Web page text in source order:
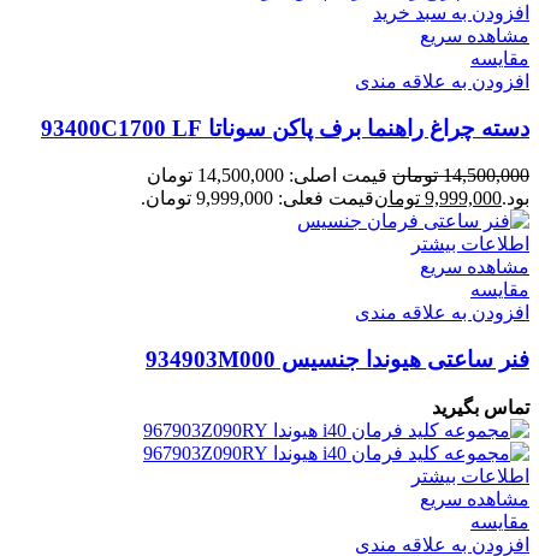
افزودن به سبد خرید
مشاهده سریع
مقایسه
افزودن به علاقه مندی
دسته چراغ راهنما برف پاکن سوناتا 93400C1700 LF
14,500,000 تومان
قیمت اصلی: 14,500,000 تومان
بود.9,999,000 تومانقیمت فعلی: 9,999,000 تومان.
اطلاعات بیشتر
مشاهده سریع
مقایسه
افزودن به علاقه مندی
فنر ساعتی هیوندا جنسیس 934903M000
تماس بگیرید
اطلاعات بیشتر
مشاهده سریع
مقایسه
افزودن به علاقه مندی